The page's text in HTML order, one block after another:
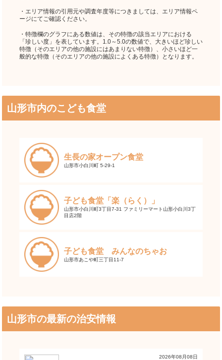
・エリア情報の引用元や調査年度等につきましては、エリア情報ペ
ージにてご確認ください。
・特徴欄のグラフにある数値は、その特徴の該当エリアにおける
「珍しい度」を表しています。1.0～5.0の数値で、大きいほど珍しい
特徴（そのエリアの他の施設にはあまりない特徴）、小さいほど一
般的な特徴（そのエリアの他の施設によくある特徴）となります。
山形市内のこども食堂
生長の家オープン食堂
山形市小白川町 5-29-1
子ども食堂「楽（らく）」
山形市小白川町3丁目7-31 ファミリーマート山形小白川3丁
目店2階
子ども食堂 みんなのちゃお
山形市あこや町三丁目11-7
山形市の最新の治安情報
2026年08月08日